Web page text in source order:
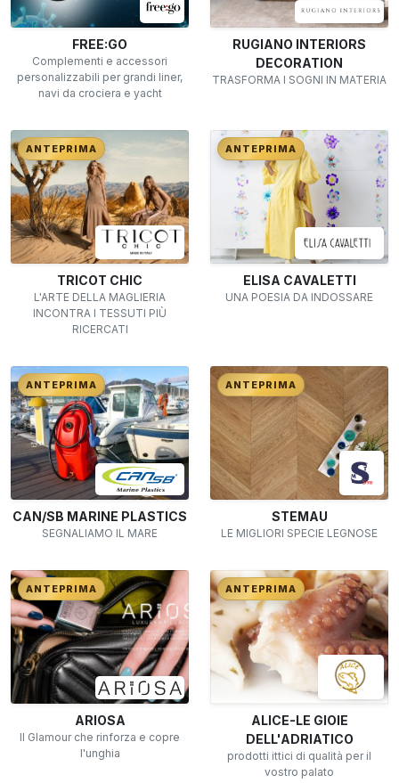
FREE:GO
Complementi e accessori
personalizzabili per grandi liner,
navi da crociera e yacht
RUGIANO INTERIORS
DECORATION
TRASFORMA I SOGNI IN MATERIA
ANTEPRIMA
TRICOT CHIC
L'ARTE DELLA MAGLIERIA
INCONTRA I TESSUTI PIÙ
RICERCATI
ANTEPRIMA
ELISA CAVALETTI
UNA POESIA DA INDOSSARE
ANTEPRIMA
CAN/SB MARINE PLASTICS
SEGNALIAMO IL MARE
ANTEPRIMA
STEMAU
LE MIGLIORI SPECIE LEGNOSE
ANTEPRIMA
ARIOSA
Il Glamour che rinforza e copre
l'unghia
ANTEPRIMA
ALICE-LE GIOIE
DELL'ADRIATICO
prodotti ittici di qualità per il
vostro palato